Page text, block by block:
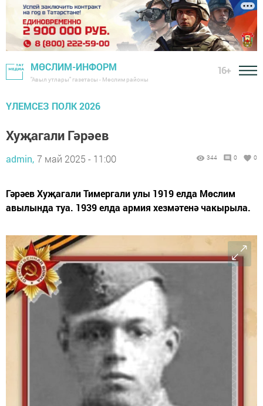
МӨСЛИМ-ИНФОРМ
"Авыл утлары" газетасы - Мөслим районы
16+
ҮЛЕМСЕЗ ПОЛК 2026
Хуҗагали Гәрәев
admin, 7 май 2025 - 11:00 344 0 0
Гәрәев Хуҗагали Тимергали улы 1919 елда Мөслим
авылында туа. 1939 елда армия хезмәтенә чакырыла.